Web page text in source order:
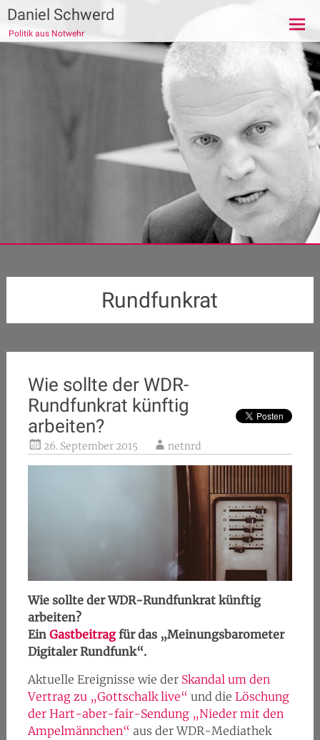
Zum
Inhalt
springen
Daniel Schwerd
Politik aus Notwehr
Rundfunkrat
Wie sollte der WDR-
Rundfunkrat künftig
arbeiten?
26. September 2015 netnrd
Wie sollte der WDR-Rundfunkrat künftig
arbeiten?
Ein Gastbeitragfür das „Meinungsbarometer
Digitaler Rundfunk“.
Aktuelle Ereignisse wie der Skandal um den
Vertrag zu „Gottschalk live“ und die Löschung
der Hart-aber-fair-Sendung „Nieder mit den
Ampelmännchen“ aus der WDR-Mediathek